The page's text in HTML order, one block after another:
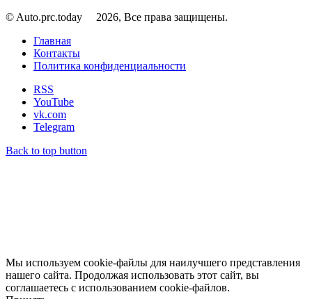
© Auto.prc.today
2026, Все права защищены.
Главная
Контакты
Политика конфиденциальности
RSS
YouTube
vk.com
Telegram
Back to top button
Мы используем cookie-файлы для наилучшего представления
нашего сайта. Продолжая использовать этот сайт, вы
соглашаетесь с использованием cookie-файлов.